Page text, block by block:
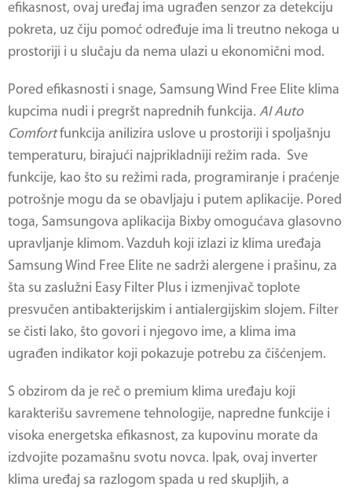
efikasnost, ovaj uređaj ima ugrađen senzor za detekciju
pokreta, uz čiju pomoć određuje ima li treutno nekoga u
prostoriji i u slučaju da nema ulazi u ekonomični mod.
Pored efikasnosti i snage, Samsung Wind Free Elite klima
kupcima nudi i pregršt naprednih funkcija. AI Auto
Comfortfunkcija anilizira uslove u prostoriji i spoljašnju
temperaturu, birajući najprikladniji režim rada. Sve
funkcije, kao što su režimi rada, programiranje i praćenje
potrošnje mogu da se obavljaju i putem aplikacije. Pored
toga, Samsungova aplikacija Bixby omogućava glasovno
upravljanje klimom. Vazduh koji izlazi iz klima uređaja
Samsung Wind Free Elite ne sadrži alergene i prašinu, za
šta su zaslužni Easy Filter Plus i izmenjivač toplote
presvučen antibakterijskim i antialergijskim slojem. Filter
se čisti lako, što govori i njegovo ime, a klima ima
ugrađen indikator koji pokazuje potrebu za čišćenjem.
S obzirom da je reč o premium klima uređaju koji
karakterišu savremene tehnologije, napredne funkcije i
visoka energetska efikasnost, za kupovinu morate da
izdvojite pozamašnu svotu novca. Ipak, ovaj inverter
klima uređaj sa razlogom spada u red skupljih, a